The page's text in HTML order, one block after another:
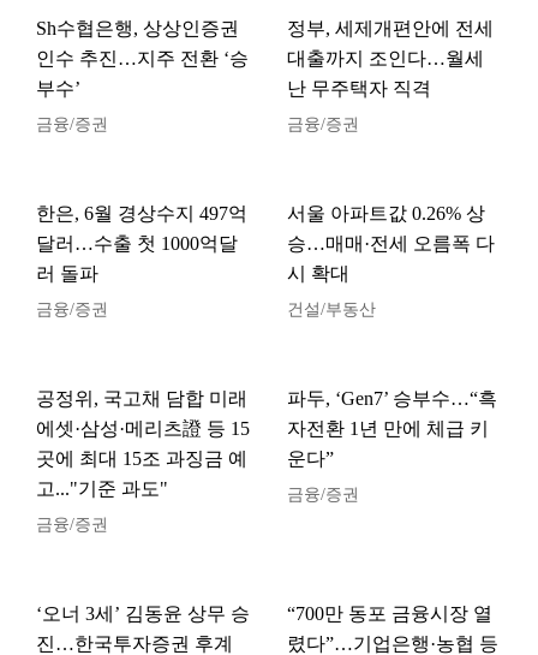
Sh수협은행, 상상인증권
인수 추진…지주 전환 ‘승
부수’
금융/증권
정부, 세제개편안에 전세
대출까지 조인다…월세
난 무주택자 직격
금융/증권
한은, 6월 경상수지 497억
달러…수출 첫 1000억달
러 돌파
금융/증권
서울 아파트값 0.26% 상
승…매매·전세 오름폭 다
시 확대
건설/부동산
공정위, 국고채 담합 미래
에셋·삼성·메리츠證 등 15
곳에 최대 15조 과징금 예
고..."기준 과도"
금융/증권
파두, ‘Gen7’ 승부수…“흑
자전환 1년 만에 체급 키
운다”
금융/증권
‘오너 3세’ 김동윤 상무 승
진…한국투자증권 후계
“700만 동포 금융시장 열
렸다”…기업은행·농협 등